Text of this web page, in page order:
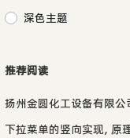
深色主题
推荐阅读
扬州金圆化工设备有限
下拉菜单的竖向实现, 原